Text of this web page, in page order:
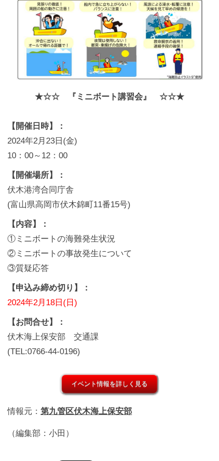
★☆☆ 『ミニボート講習会』 ☆☆★
【開催日時】：
2024年2月23日(金)
10：00～12：00
【開催場所】：
伏木港湾合同庁舎
(富山県高岡市伏木錦町11番15号)
【内容】：
①ミニボートの海難発生状況
②ミニボートの事故発生について
③質疑応答
【申込み締め切り】：
2024年2月18日(日)
【お問合せ】：
伏木海上保安部 交通課
(TEL:0766-44-0196)
イベント情報を詳しく見る
情報元： 第九管区伏木海上保安部
（編集部：小田）